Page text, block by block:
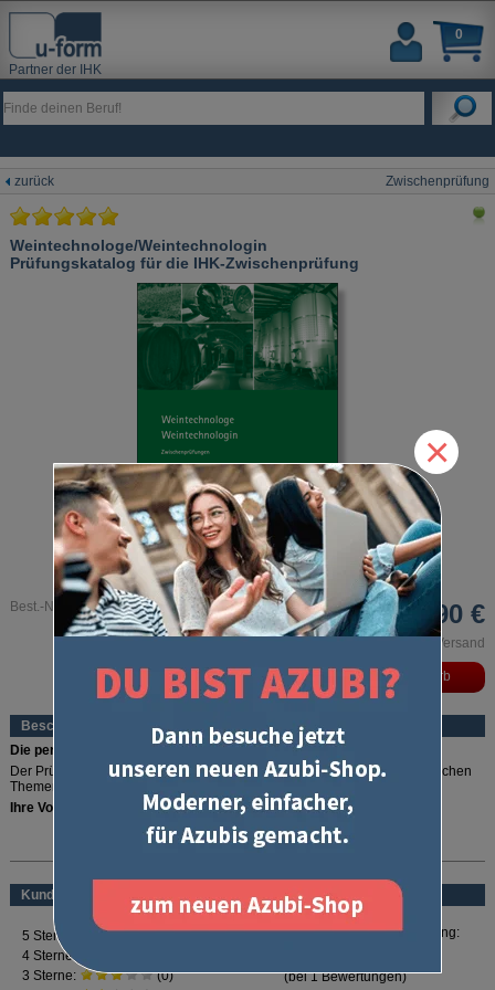
Partner der IHK
0
zurück Zwischenprüfung
Weintechnologe/Weintechnologin
Prüfungskatalog für die IHK-Zwischenprüfung
Best.-Nr. 1439 3,90 €
inkl. MwSt. und zzgl. Versand
Beschreibung
Die perfekte Checkliste!
Der Prüfungskatalog zur IHK-Zwischenprüfung informiert über alle möglichen
Themengebiete und Inhalte der Zwischenprüfung.
Ihre Vorteile:
Überblick über alle Prüfungsthemen der Zwischenprüfung
Herausgegeben von den Prüfungsstellen der IHK und damit verbindlich
Die perfekte Checkliste für eine umfassende Prüfungsvorbereitung
keine Aufgabenstellungen
mehr lesen
Kundenbewertung
×